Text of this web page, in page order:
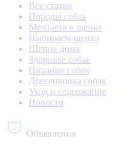
Все статьи
Породы собак
Мечтаете о щенке
Выбираем щенка
Щенок дома
Здоровье собак
Питание собак
Дрессировка собак
Уход и содержание
Новости
Объявления